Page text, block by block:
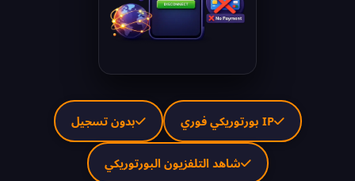
IP بورتوريكي فوري بدون تسجيل
شاهد التلفزيون البورتوريكي